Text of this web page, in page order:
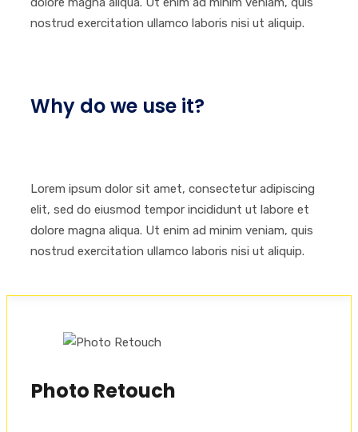
nostrud exercitation ullamco laboris nisi ut aliquip.
Why do we use it?
Lorem ipsum dolor sit amet, consectetur adipiscing
elit, sed do eiusmod tempor incididunt ut labore et
dolore magna aliqua. Ut enim ad minim veniam, quis
nostrud exercitation ullamco laboris nisi ut aliquip.
Photo Retouch